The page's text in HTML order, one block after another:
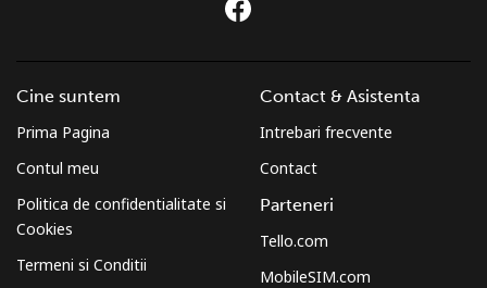
Cine suntem
Prima Pagina
Contul meu
Politica de confidentialitate si
Cookies
Termeni si Conditii
Contact & Asistenta
Intrebari frecvente
Contact
Parteneri
Tello.com
MobileSIM.com